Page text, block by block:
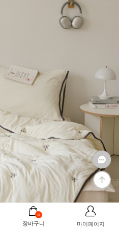
0
장바구니 마이페이지